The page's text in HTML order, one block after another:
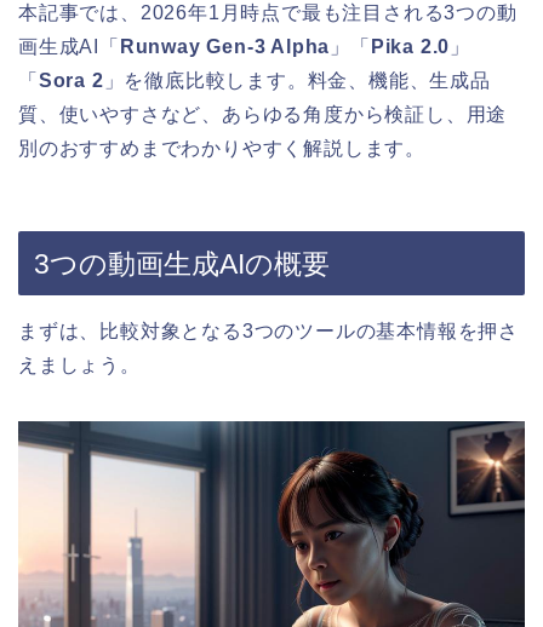
本記事では、2026年1月時点で最も注目される3つの動
画生成AI「 Runway Gen-3 Alpha 」「 Pika 2.0 」
「 Sora 2 」を徹底比較します。料金、機能、生成品
質、使いやすさなど、あらゆる角度から検証し、用途
別のおすすめまでわかりやすく解説します。
3つの動画生成AIの概要
まずは、比較対象となる3つのツールの基本情報を押さ
えましょう。